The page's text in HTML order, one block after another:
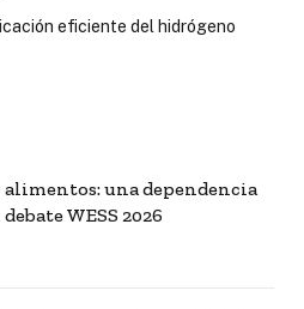
eficiente del hidrógeno
alimentos: una dependencia
WESS 2026